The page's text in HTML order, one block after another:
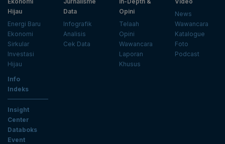
Hijau
Energi Baru
Ekonomi
Sirkular
Investasi
Hijau
Data
Infografik
Analisis
Cek Data
Opini
Telaah
Opini
Wawancara
Laporan
Khusus
News
Wawancara
Katalogue
Foto
Podcast
Info
Indeks
Insight
Center
Databoks
Event